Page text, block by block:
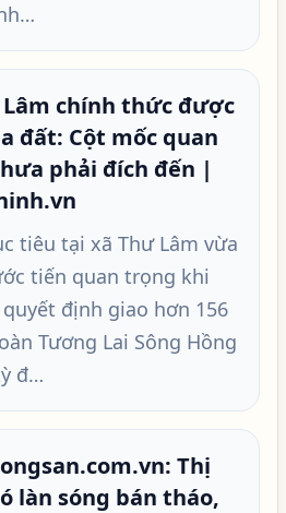
chính thức được
đất: Cột mốc quan
phải đích đến |
tiêu tại xã Thư Lâm vừa
tiến quan trọng khi
quyết định giao hơn 156
Tương Lai Sông Hồng
đ…
Thị
làn sóng bán tháo,